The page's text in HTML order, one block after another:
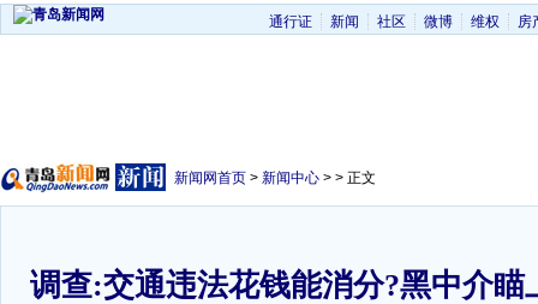
通行证 新闻 社区 微博 维权 房
新闻网首页 > 新闻中心 > > 正文
调查:交通违法花钱能消分?黑中介瞄